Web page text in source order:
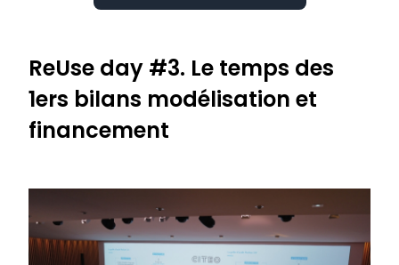
ReUse day #3. Le temps des
1ers bilans modélisation et
financement